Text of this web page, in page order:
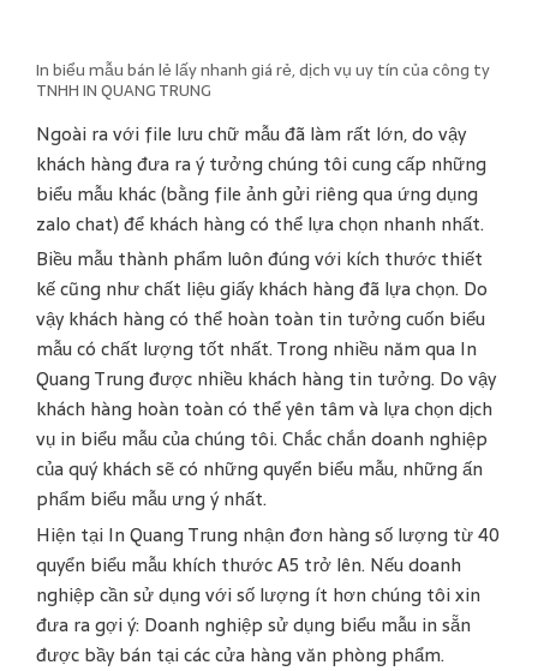
In biểu mẫu bán lẻ lấy nhanh giá rẻ, dịch vụ uy tín của công ty
TNHH IN QUANG TRUNG
Ngoài ra với file lưu chữ mẫu đã làm rất lớn, do vậy
khách hàng đưa ra ý tưởng chúng tôi cung cấp những
biểu mẫu khác (bằng file ảnh gửi riêng qua ứng dụng
zalo chat) để khách hàng có thể lựa chọn nhanh nhất.
Biều mẫu thành phẩm luôn đúng với kích thước thiết
kế cũng như chất liệu giấy khách hàng đã lựa chọn. Do
vậy khách hàng có thể hoàn toàn tin tưởng cuốn biểu
mẫu có chất lượng tốt nhất. Trong nhiều năm qua In
Quang Trung được nhiều khách hàng tin tưởng. Do vậy
khách hàng hoàn toàn có thể yên tâm và lựa chọn dịch
vụ in biểu mẫu của chúng tôi. Chắc chắn doanh nghiệp
của quý khách sẽ có những quyển biểu mẫu, những ấn
phẩm biểu mẫu ưng ý nhất.
Hiện tại In Quang Trung nhận đơn hàng số lượng từ 40
quyển biểu mẫu khích thước A5 trở lên. Nếu doanh
nghiệp cần sử dụng với số lượng ít hơn chúng tôi xin
đưa ra gợi ý: Doanh nghiệp sử dụng biểu mẫu in sẵn
được bầy bán tại các cửa hàng văn phòng phẩm.